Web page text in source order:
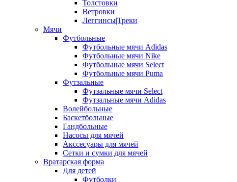
Толстовки
Ветровки
Леггинсы|Треки
Мячи
Футбольные
Футбольные мячи Adidas
Футбольные мячи Nike
Футбольные мячи Select
Футбольные мячи Puma
Футзальные
Футзальные мячи Select
Футзальные мячи Adidas
Волейбольные
Баскетбольные
Гандбольные
Насосы для мячей
Акссесуары для мячей
Сетки и сумки для мячей
Вратарская форма
Для детей
Футболки